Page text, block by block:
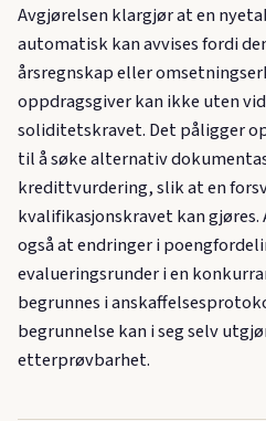
Avgjørelsen klargjør at en
automatisk kan avvises fordi
årsregnskap eller
oppdragsgiver kan ikke uten
soliditetskravet. Det påligger
til å søke alternativ
kredittvurdering, slik at en
kvalifikasjonskravet kan
også at endringer i
evalueringsrunder i en
begrunnes i
begrunnelse kan i seg selv
etterprøvbarhet.